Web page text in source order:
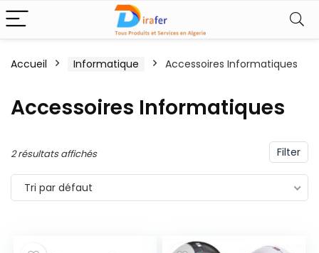
Accueil Informatique Accessoires Informatiques
Accessoires Informatiques
Filter
2 résultats affichés
Tri par défaut